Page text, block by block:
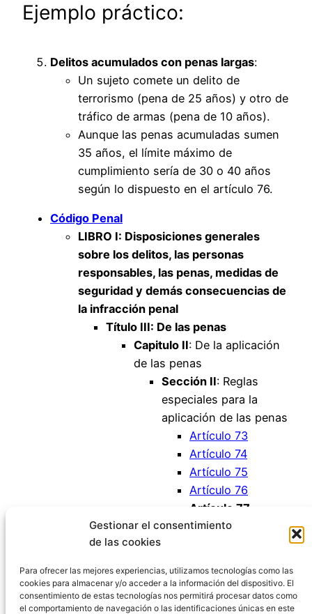
Gestionar el consentimiento
de las cookies
Para ofrecer las mejores experiencias, utilizamos tecnologías como las
cookies para almacenar y/o acceder a la información del dispositivo. El
consentimiento de estas tecnologías nos permitirá procesar datos como
el comportamiento de navegación o las identificaciones únicas en este
Ejemplo práctico:
Delitos acumulados con penas largas:
Un sujeto comete un delito de
terrorismo (pena de 25 años) y otro de
tráfico de armas (pena de 10 años).
Aunque las penas acumuladas sumen
35 años, el límite máximo de
cumplimiento sería de 30 o 40 años
según lo dispuesto en el artículo 76.
Código Penal
LIBRO I: Disposiciones generales
sobre los delitos, las personas
responsables, las penas, medidas de
seguridad y demás consecuencias de
la infracción penal
Título III: De las penas
Capitulo II: De la aplicación
de las penas
Sección II: Reglas
especiales para la
aplicación de las penas
Artículo 73
Artículo 74
Artículo 75
Artículo 76
Artículo 77
Artículo 78